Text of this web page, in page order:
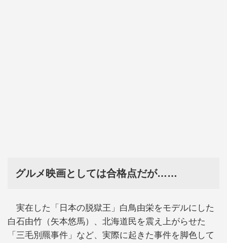
グルメ映画としては合格点だが……
実在した「日本の脱獄王」白鳥由栄をモデルにした
白石由竹（矢本悠馬）、北海道民を震え上がらせた
「三毛別羆事件」など、実際に起きた事件を脚色して